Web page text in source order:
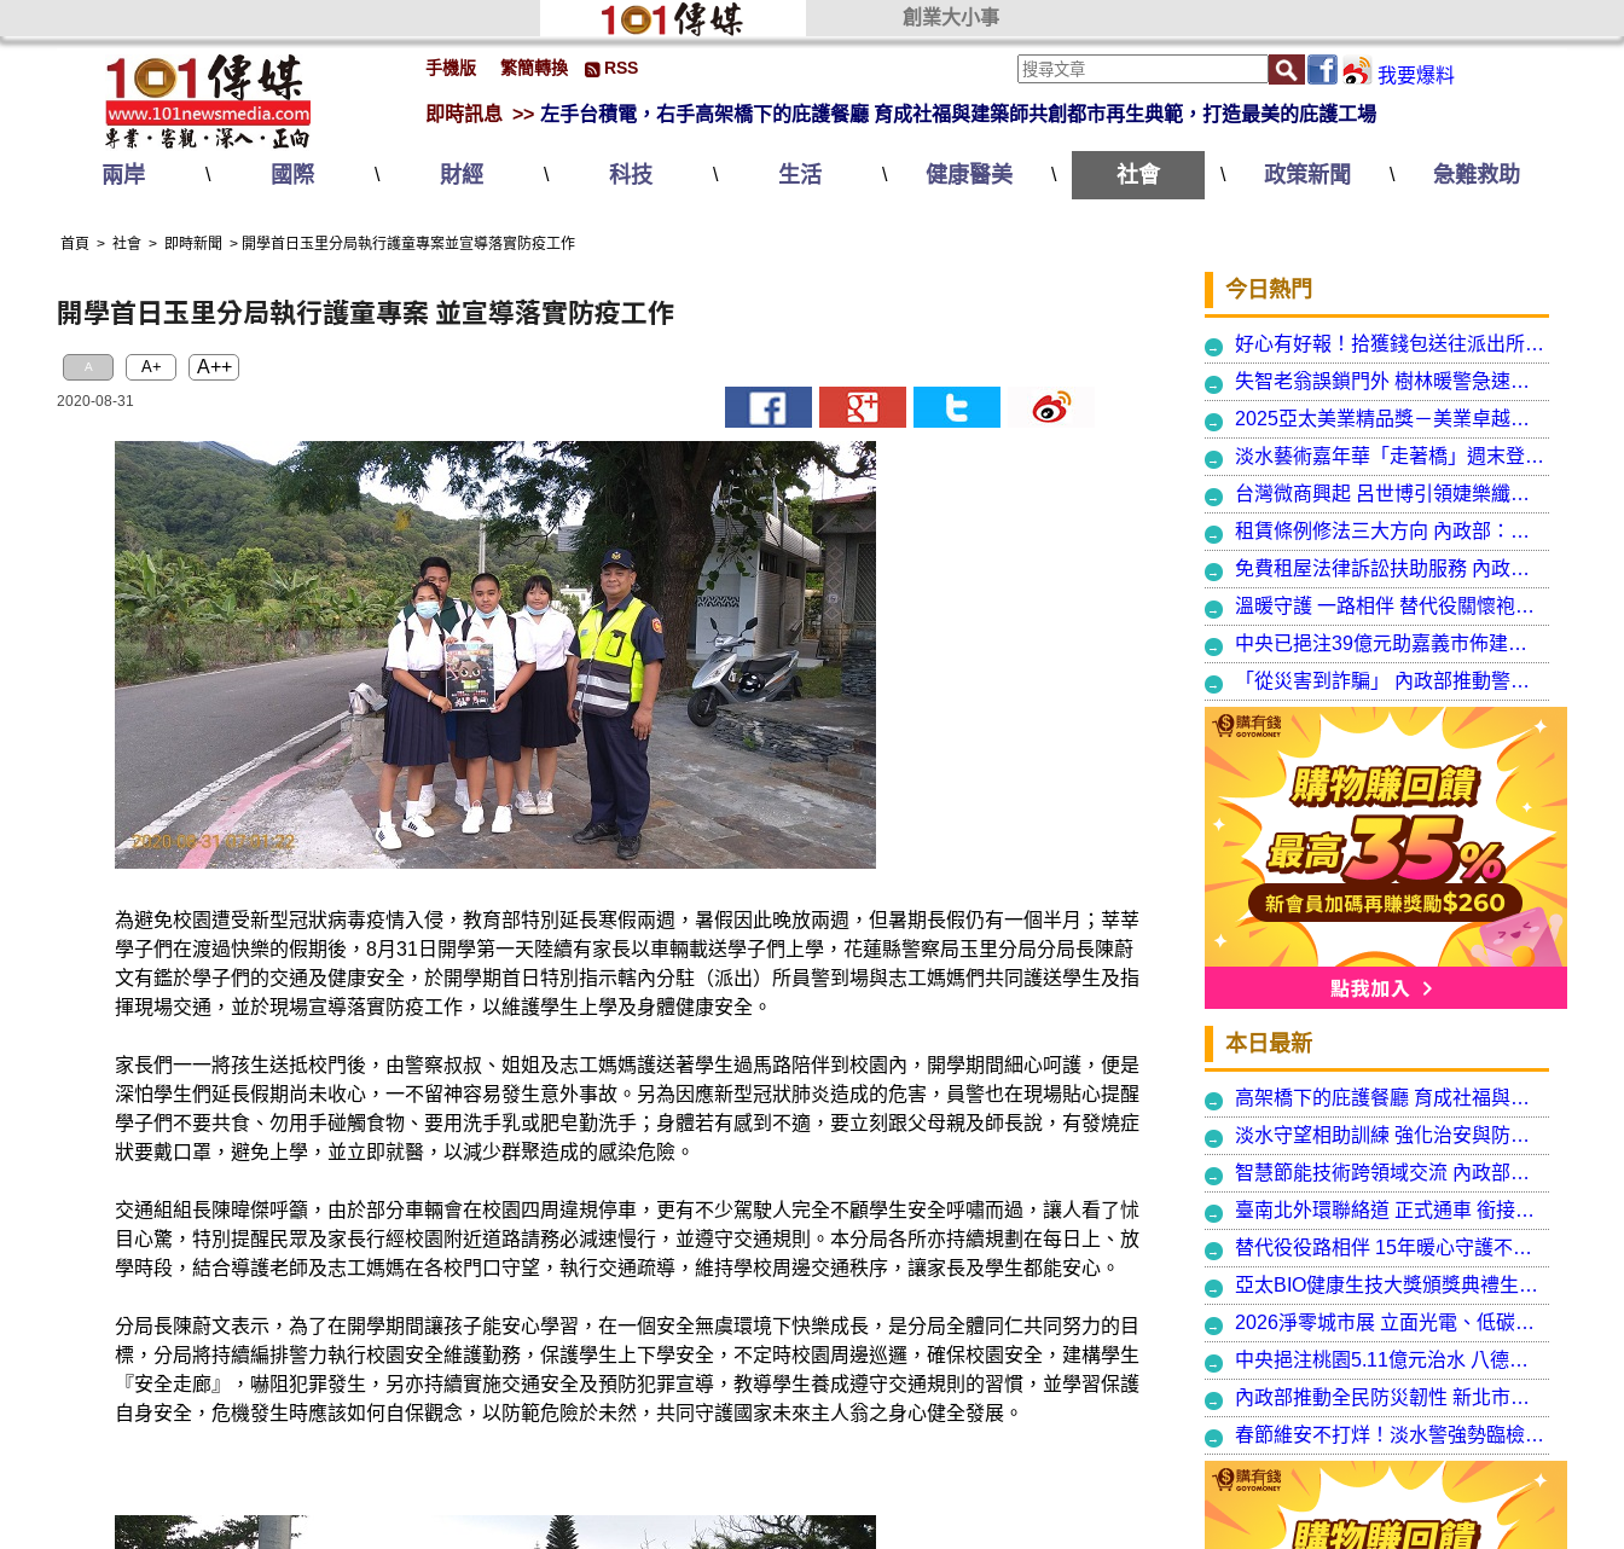
創業大小事
手機版 繁簡轉換 RSS
我要爆料
即時訊息 >> 左手台積電，右手高架橋下的庇護餐廳 育成社福與建築師共創都市再生典範，打造最美的庇護工場
兩岸 \ 國際 \ 財經 \ 科技 \ 生活 \ 健康醫美 \ 社會 \ 政策新聞 \ 急難救助
首頁 > 社會 > 即時新聞 > 開學首日玉里分局執行護童專案並宣導落實防疫工作
開學首日玉里分局執行護童專案 並宣導落實防疫工作
A A+ A++
2020-08-31
為避免校園遭受新型冠狀病毒疫情入侵，教育部特別延長寒假兩週，暑假因此晚放兩週，但暑期長假仍有一個半月；莘莘
學子們在渡過快樂的假期後，8月31日開學第一天陸續有家長以車輛載送學子們上學，花蓮縣警察局玉里分局分局長陳蔚
文有鑑於學子們的交通及健康安全，於開學期首日特別指示轄內分駐（派出）所員警到場與志工媽媽們共同護送學生及指
揮現場交通，並於現場宣導落實防疫工作，以維護學生上學及身體健康安全。
家長們一一將孩生送抵校門後，由警察叔叔、姐姐及志工媽媽護送著學生過馬路陪伴到校園內，開學期間細心呵護，便是
深怕學生們延長假期尚未收心，一不留神容易發生意外事故。另為因應新型冠狀肺炎造成的危害，員警也在現場貼心提醒
學子們不要共食、勿用手碰觸食物、要用洗手乳或肥皂勤洗手；身體若有感到不適，要立刻跟父母親及師長說，有發燒症
狀要戴口罩，避免上學，並立即就醫，以減少群聚造成的感染危險。
交通組組長陳暐傑呼籲，由於部分車輛會在校園四周違規停車，更有不少駕駛人完全不顧學生安全呼嘯而過，讓人看了怵
目心驚，特別提醒民眾及家長行經校園附近道路請務必減速慢行，並遵守交通規則。本分局各所亦持續規劃在每日上、放
學時段，結合導護老師及志工媽媽在各校門口守望，執行交通疏導，維持學校周邊交通秩序，讓家長及學生都能安心。
分局長陳蔚文表示，為了在開學期間讓孩子能安心學習，在一個安全無虞環境下快樂成長，是分局全體同仁共同努力的目
標，分局將持續編排警力執行校園安全維護勤務，保護學生上下學安全，不定時校園周邊巡邏，確保校園安全，建構學生
『安全走廊』，嚇阻犯罪發生，另亦持續實施交通安全及預防犯罪宣導，教導學生養成遵守交通規則的習慣，並學習保護
自身安全，危機發生時應該如何自保觀念，以防範危險於未然，共同守護國家未來主人翁之身心健全發展。
今日熱門
好心有好報！拾獲錢包送往派出所竟發現自己遺失的手機
失智老翁誤鎖門外 樹林暖警急速營救阻飢寒
2025亞太美業精品獎－美業卓越大賞 揭曉年度最受矚目美業榮耀品牌
淡水藝術嘉年華「走著橋」週末登場 淡水警啟動交通管制
台灣微商興起 呂世博引領婕樂纖走入國際
租賃條例修法三大方向 內政部：保障租賃雙方權益 租客安心住、房東放心租
免費租屋法律訴訟扶助服務 內政部：9月30日起正式開辦受理
溫暖守護 一路相伴 替代役關懷袍澤弟兄 以行動展現同袍大愛
中央已挹注39億元助嘉義市佈建污水系統 內政部：東區用戶接管將新增3萬戶 期許未來推動再生水永續利用
「從災害到詐騙」 內政部推動警大轉型強化災防與偵查能力
本日最新
高架橋下的庇護餐廳 育成社福與建築師共創都市再生典範，打造最美的庇護工場
淡水守望相助訓練 強化治安與防衛韌性
智慧節能技術跨領域交流 內政部攜手產官學加速建築淨零轉型
臺南北外環聯絡道 正式通車 銜接樹谷園區 完善南科聯外路網
替代役役路相伴 15年暖心守護不停歇，攜手走出溫暖與希望
亞太BIO健康生技大獎頒獎典禮生技健康產業榮耀盛會
2026淨零城市展 立面光電、低碳社宅齊登場 內政部攜手產業走入生活場域 共築2050淨零願景
中央挹注桃園5.11億元治水 八德區大仁滯洪池今啟用 守護龜山產業園區6千億產值 保障3.5萬居民安全
內政部推動全民防災韌性 新北市防災士培訓突破 2 萬人
春節維安不打烊！淡水警強勢臨檢掃蕩 封閉式路檢斷絕治安隱憂